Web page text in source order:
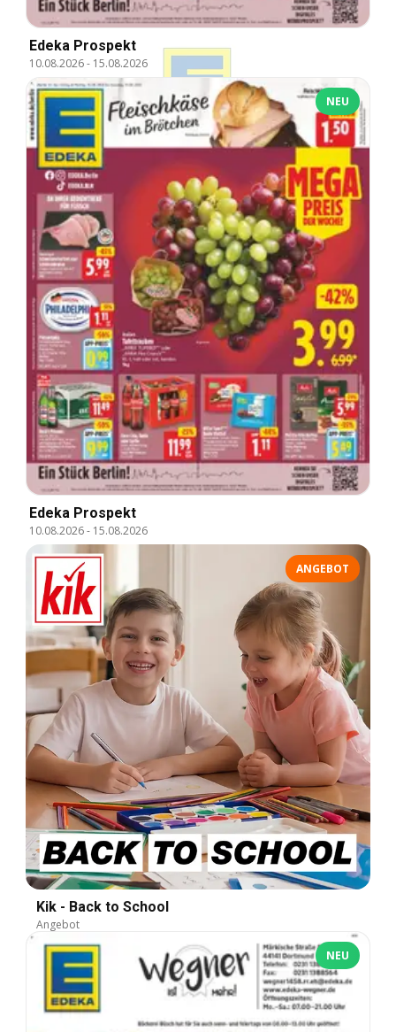
Edeka Prospekt
10.08.2026- 15.08.2026
NEU
Edeka Prospekt
10.08.2026- 15.08.2026
ANGEBOT
Kik - Back to School
Angebot
NEU